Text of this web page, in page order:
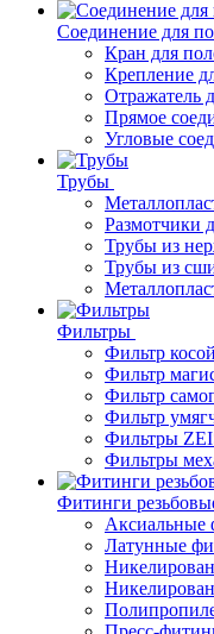
Соединение для
Кран для
Крепление
Отражатель
Прямое
Угловые
Трубы
Размотчики
Трубы из
Трубы из
Фильтры
Фильтр косой
Фильтр
Фильтр
Фильтр
Фильтры
Фильтры
Фитинги
Аксиальные
Латунные